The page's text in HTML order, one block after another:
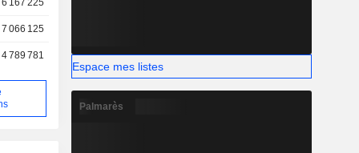
6 167 225
7 066 125
4 789 781
Espace mes listes
Palmarès